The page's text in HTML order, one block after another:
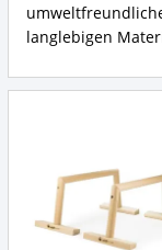
langlebigen